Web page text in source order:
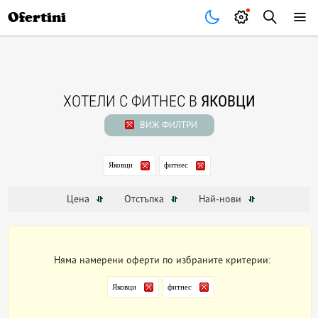
Ofertini
ХОТЕЛИ С ФИТНЕС В ЯКОВЦИ
ВИЖ ФИЛТРИ
Яковци фитнес
Цена Отстъпка Най-нови
Няма намерени оферти по избраните критерии:
Яковци фитнес